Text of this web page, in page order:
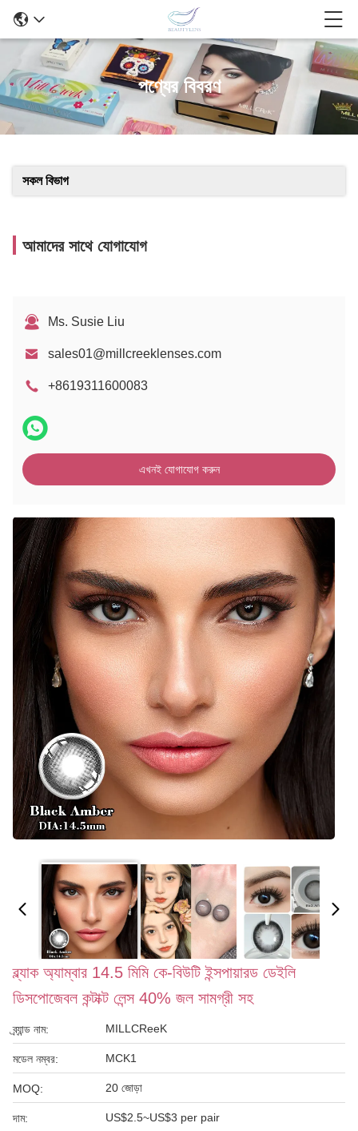
পণ্যের বিবরণ
সকল বিভাগ
আমাদের সাথে যোগাযোগ
Ms. Susie Liu
sales01@millcreeklenses.com
+8619311600083
এখনই যোগাযোগ করুন
ব্ল্যাক অ্যাম্বার 14.5 মিমি কে-বিউটি ইন্সপায়ারড ডেইলি
ডিসপোজেবল কন্টাক্ট লেন্স 40% জল সামগ্রী সহ
ব্র্যান্ড নাম: MILLCReeK
মডেল নম্বর: MCK1
MOQ: 20 জোড়া
দাম: US$2.5~US$3 per pair